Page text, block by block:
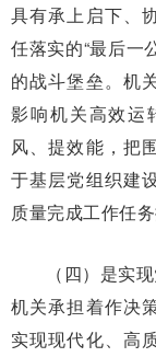
具有承上启下、
任落实的“最后一
的战斗堡垒。机
影响机关高效运
风、提效能，把
于基层党组织建
质量完成工作任
（四）是实
机关承担着作决
实现现代化、高